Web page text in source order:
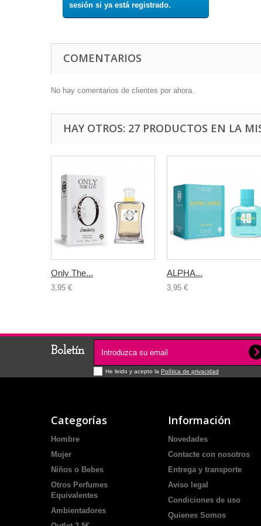
sesión si ya está registrado.
COMENTARIOS
No hay comentarios de clientes por ahora.
HAY OTROS: 27 PRODUCTOS EN LA
Only The...
3,95 €
ALPHA...
3,95 €
Boletín
He leido y acepto la Política de privacidad
Categorías
Hombre
Mujer
Niños o Bebes
Otros Perfumes
Equivalentes
Ambientadores
Información
Novedades
Contacte con nosotros
Entrega y transporte
Aviso legal
Condiciones de uso
Quienes Somos